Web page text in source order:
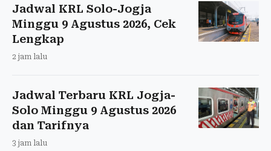
Jadwal KRL Solo-Jogja
Minggu 9 Agustus 2026, Cek
Lengkap
2 jam lalu
Jadwal Terbaru KRL Jogja-
Solo Minggu 9 Agustus 2026
dan Tarifnya
3 jam lalu